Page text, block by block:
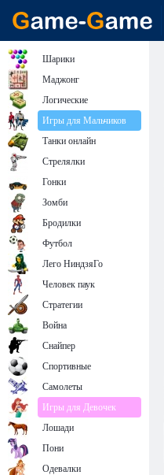
Шарики
Маджонг
Логические
Игры для Мальчиков
Танки онлайн
Стрелялки
Гонки
Зомби
Бродилки
Футбол
Лего НиндзяГо
Человек паук
Стратегии
Война
Снайпер
Спортивные
Самолеты
Игры для Девочек
Лошади
Пони
Одевалки